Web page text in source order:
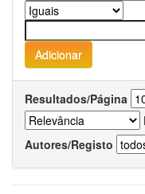
Resultados/Página
Autores/Registo